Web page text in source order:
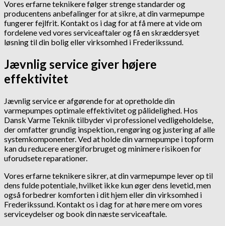
Vores erfarne teknikere følger strenge standarder og
producentens anbefalinger for at sikre, at din varmepumpe
fungerer fejlfrit. Kontakt os i dag for at få mere at vide om
fordelene ved vores serviceaftaler og få en skræddersyet
løsning til din bolig eller virksomhed i Frederikssund.
Jævnlig service giver højere
effektivitet
Jævnlig service er afgørende for at opretholde din
varmepumpes optimale effektivitet og pålidelighed. Hos
Dansk Varme Teknik tilbyder vi professionel vedligeholdelse,
der omfatter grundig inspektion, rengøring og justering af alle
systemkomponenter. Ved at holde din varmepumpe i topform
kan du reducere energiforbruget og minimere risikoen for
uforudsete reparationer.
Vores erfarne teknikere sikrer, at din varmepumpe lever op til
dens fulde potentiale, hvilket ikke kun øger dens levetid, men
også forbedrer komforten i dit hjem eller din virksomhed i
Frederikssund. Kontakt os i dag for at høre mere om vores
serviceydelser og book din næste serviceaftale.